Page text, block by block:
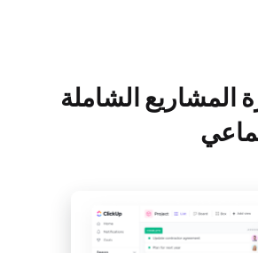
المشاريع الشاملة